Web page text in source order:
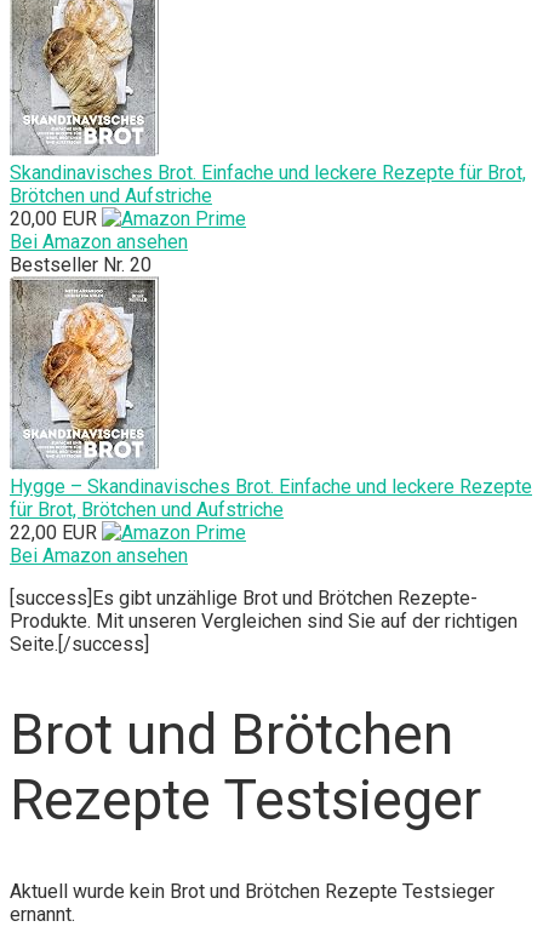
Skandinavisches Brot. Einfache und leckere Rezepte für Brot,
Brötchen und Aufstriche
20,00 EUR
Bei Amazon ansehen
Bestseller Nr. 20
Hygge – Skandinavisches Brot. Einfache und leckere Rezepte
für Brot, Brötchen und Aufstriche
22,00 EUR
Bei Amazon ansehen
[success]Es gibt unzählige Brot und Brötchen Rezepte-
Produkte. Mit unseren Vergleichen sind Sie auf der richtigen
Seite.[/success]
Brot und Brötchen
Rezepte Testsieger
Aktuell wurde kein Brot und Brötchen Rezepte Testsieger
ernannt.